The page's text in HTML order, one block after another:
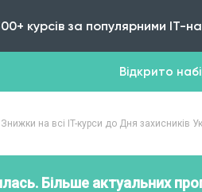
курсів за популярними IT-
Відкрито
Знижки на всі IT-курси до Дня захисників
Більше актуальних